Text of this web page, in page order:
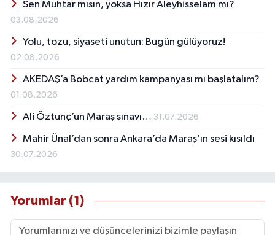
Sen Muhtar mısın, yoksa Hızır Aleyhisselam mı?
03.08.2026
Yolu, tozu, siyaseti unutun: Bugün gülüyoruz!
02.08.2026
AKEDAŞ’a Bobcat yardım kampanyası mı başlatalım?
01.08.2026
Ali Öztunç’un Maraş sınavı… 31.07.2026
Mahir Ünal’dan sonra Ankara’da Maraş’ın sesi kısıldı
30.07.2026
Yorumlar (1)